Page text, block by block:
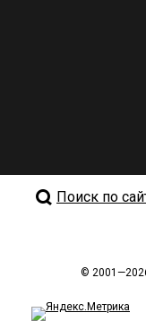
Поиск по
©